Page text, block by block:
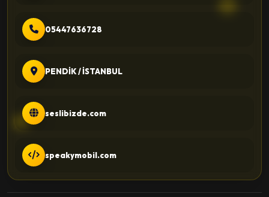
05447636728
PENDİK / İSTANBUL
seslibizde.com
speakymobil.com